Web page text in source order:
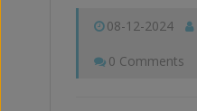
08-12-2024
0 Comments